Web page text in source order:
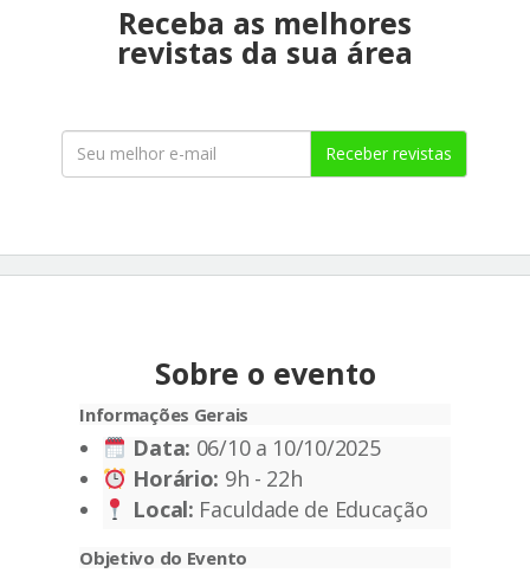
Receba as melhores
revistas da sua área
Receber revistas
Sobre o evento
Informações Gerais
Data: 06/10 a 10/10/2025
Horário: 9h - 22h
Local: Faculdade de Educação
Objetivo do Evento